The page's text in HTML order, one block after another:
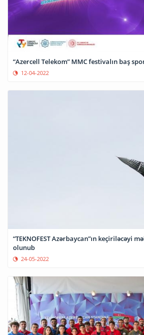
“Azercell Telekom” MMC
12-04-2022
“TEKNOFEST Azərbaycan”ın keçiriləcəyi
olunub
24-05-2022